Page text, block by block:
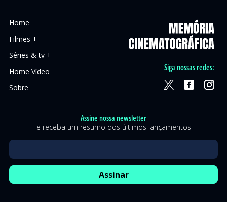
Home
Filmes +
Séries & tv +
Home Vídeo
Sobre
Assine nossa newsletter
e receba um resumo dos últimos lançamentos
Siga nossas redes: